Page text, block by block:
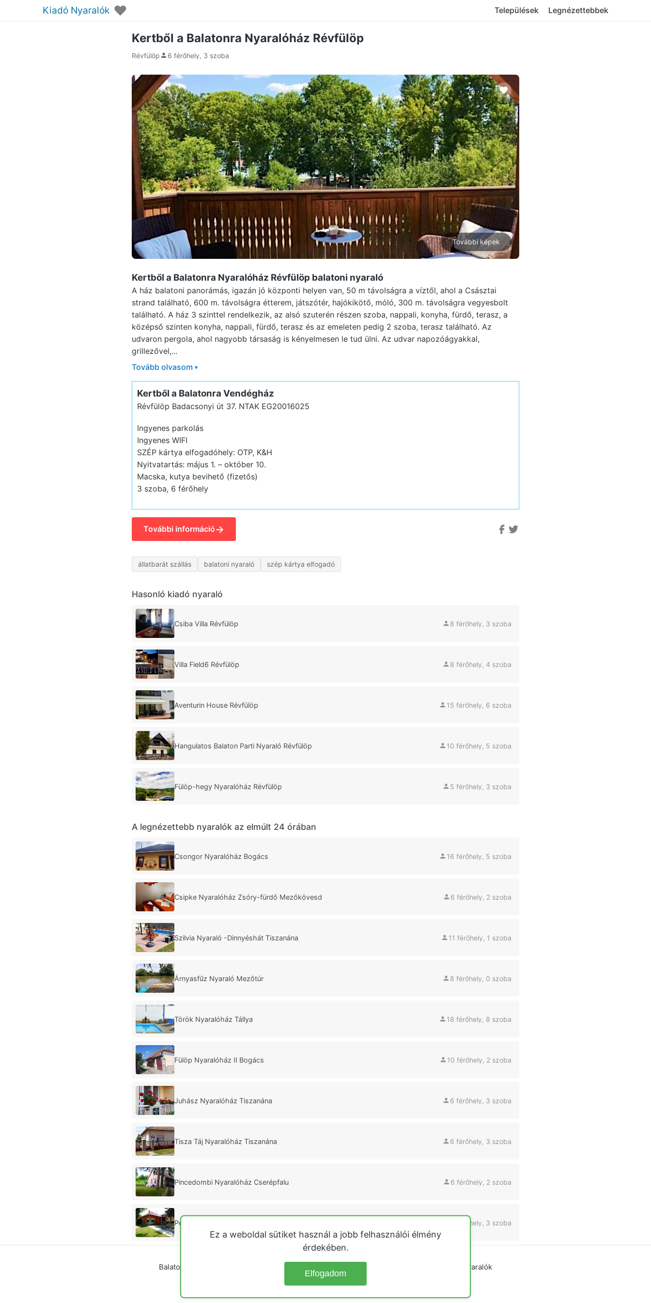
Kiadó Nyaralók ♥ Települések Legnézettebbek
Kertből a Balatonra Nyaralóház Révfülöp
Révfülöp 6 férőhely, 3 szoba
További képek
Kertből a Balatonra Nyaralóház Révfülöp balatoni nyaraló
A ház balatoni panorámás, igazán jó központi helyen van, 50 m távolságra a víztől, ahol a Császtai
strand található, 600 m. távolságra étterem, játszótér, hajókikötő, móló, 300 m. távolságra vegyesbolt
található. A ház 3 szinttel rendelkezik, az alsó szuterén részen szoba, nappali, konyha, fürdő, terasz, a
középső szinten konyha, nappali, fürdő, terasz és az emeleten pedig 2 szoba, terasz található. Az
udvaron pergola, ahol nagyobb társaság is kényelmesen le tud ülni. Az udvar napozóágyakkal,
grillezővel,...
Tovább olvasom ▾
Kertből a Balatonra Vendégház
Révfülöp Badacsonyi út 37. NTAK EG20016025
Ingyenes parkolás
Ingyenes WIFI
SZÉP kártya elfogadóhely: OTP, K&H
Nyitvatartás: május 1. – október 10.
Macska, kutya bevihető (fizetős)
3 szoba, 6 férőhely
További információ→
állatbarát szállás balatoni nyaraló szép kártya elfogadó
Hasonló kiadó nyaraló
Csiba Villa Révfülöp 8 férőhely, 3 szoba
Villa Field6 Révfülöp 8 férőhely, 4 szoba
Aventurin House Révfülöp 15 férőhely, 6 szoba
Hangulatos Balaton Parti Nyaraló Révfülöp 10 férőhely, 5 szoba
Fülöp-hegy Nyaralóház Révfülöp 5 férőhely, 3 szoba
A legnézettebb nyaralók az elmúlt 24 órában
Csongor Nyaralóház Bogács 16 férőhely, 5 szoba
Csipke Nyaralóház Zsóry-fürdő Mezőkövesd 6 férőhely, 2 szoba
Szilvia Nyaraló -Dinnyéshát Tiszanána 11 férőhely, 1 szoba
Árnyasfűz Nyaraló Mezőtúr 8 férőhely, 0 szoba
Török Nyaralóház Tállya 18 férőhely, 8 szoba
Fülöp Nyaralóház II Bogács 10 férőhely, 2 szoba
Juhász Nyaralóház Tiszanána 6 férőhely, 3 szoba
Tisza Táj Nyaralóház Tiszanána 6 férőhely, 3 szoba
Pincedombi Nyaralóház Cserépfalu 6 férőhely, 2 szoba
Perjési Nyaralóház Zamárdi 8 férőhely, 3 szoba
Balatoni nyaralók Hegyvidéki nyaralók
Ez a weboldal sütiket használ a jobb felhasználói élmény
érdekében.
Elfogadom